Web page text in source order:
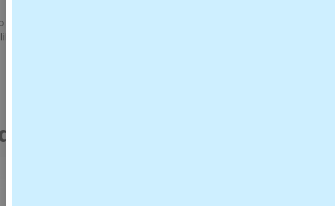
superar la dosis recomendada. Mantener lejos de toda fuente de calor y
ni a un estilo de vida sano. No utilizar en menores de 12 años,